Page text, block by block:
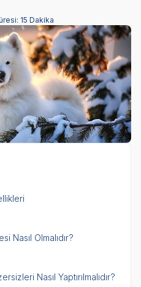
15 Dakika
Nasıl Olmalıdır?
Nasıl Yaptırılmalıdır?